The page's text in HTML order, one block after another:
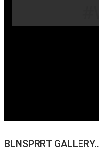
BLNSPRRT GALLERY..